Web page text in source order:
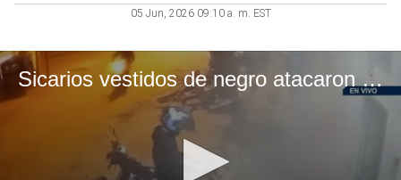
05 Jun, 2026 09:10 a. m. EST
Sicarios vestidos de negro atacaron a familia en Sullana: cuatro víctimas fatales